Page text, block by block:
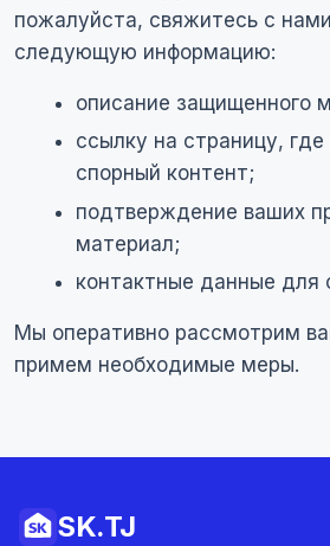
пожалуйста, свяжитесь с
следующую информацию:
описание защищенного
ссылку на страницу,
спорный контент;
подтверждение ваших
материал;
контактные данные для
Мы оперативно рассмотрим
примем необходимые меры.
SK.TJ